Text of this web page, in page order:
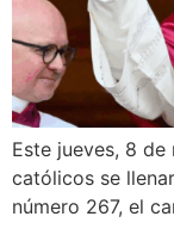
Este jueves, 8
católicos se
número 267, el